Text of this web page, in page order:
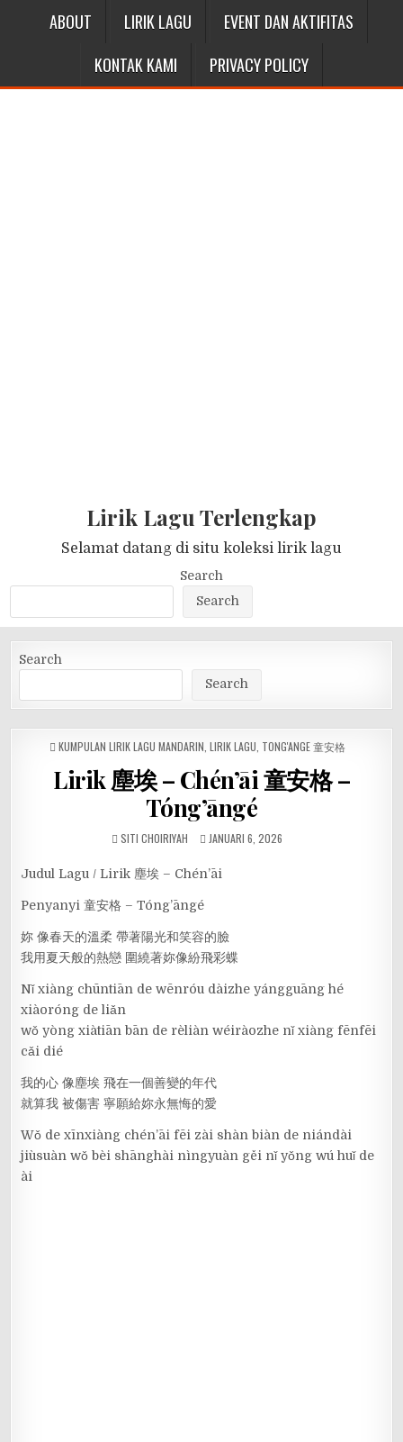
ABOUT LIRIK LAGU
EVENT DAN AKTIFITAS
KONTAK KAMI
PRIVACY POLICY
Lirik Lagu Terlengkap
Selamat datang di situ koleksi lirik lagu
Search
Search
Search
Search
POSTED
KUMPULAN LIRIK LAGU MANDARIN LIRIK LAGU TONG'ANGE 童安格
Lirik 塵埃 – Chén’āi 童安格 –
Tóng’āngé
SITI CHOIRIYAH JANUARI 6, 2026
Judul Lagu / Lirik 塵埃 – Chén’āi
Penyanyi 童安格 – Tóng’āngé
妳 像春天的溫柔 帶著陽光和笑容的臉
我用夏天般的熱戀 圍繞著妳像紛飛彩蝶
Nǐ xiàng chūntiān de wēnróu dàizhe yángguāng hé
xiàoróng de liǎn
wǒ yòng xiàtiān bān de rèliàn wéiràozhe nǐ xiàng fēnfēi
cǎi dié
我的心 像塵埃 飛在一個善變的年代
就算我 被傷害 寧願給妳永無悔的愛
Wǒ de xīnxiàng chén’āi fēi zài shàn biàn de niándài
jiùsuàn wǒ bèi shānghài nìngyuàn gěi nǐ yǒng wú huǐ de
ài